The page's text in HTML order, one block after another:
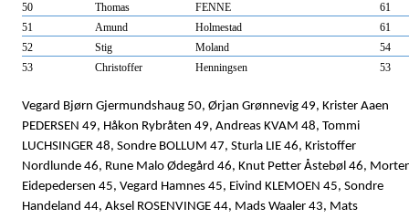
50
Thomas FENNE
61
51
Amund Holmestad
61
52
Stig Moland
54
53
Christoffer Henningsen 53
Vegard Bjørn Gjermundshaug 50, Ørjan Grønnevig 49, Krister Aaen
PEDERSEN 49, Håkon Rybråten 49, Andreas KVAM 48, Tommi
LUCHSINGER 48, Sondre BOLLUM 47, Sturla LIE 46, Kristoffer
Nordlunde 46, Rune Malo Ødegård 46, Knut Petter Åstebøl 46,
Eidepedersen 45, Vegard Hamnes 45, Eivind KLEMOEN 45, Sondre
Handeland 44, Aksel ROSENVINGE 44, Mads Waaler 43, Mats